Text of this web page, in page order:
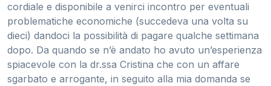
cordiale e disponibile a venirci incontro per eventuali
problematiche economiche (succedeva una volta su
dieci) dandoci la possibilità di pagare qualche settimana
dopo. Da quando se n’è andato ho avuto un’esperienza
spiacevole con la dr.ssa Cristina che con un affare
sgarbato e arrogante, in seguito alla mia domanda se